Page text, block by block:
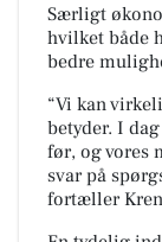
Særligt
hvilket både
bedre
“Vi kan
betyder. I
før, og vores
svar på
fortæller